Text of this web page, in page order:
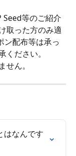
Seed等のご紹介
取った方のみ適
ン配布等は承っ
ださい。
ん。
はなんです